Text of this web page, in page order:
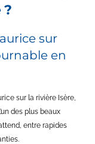
?
sur
en
sur la rivière Isère,
des plus beaux
entre rapides